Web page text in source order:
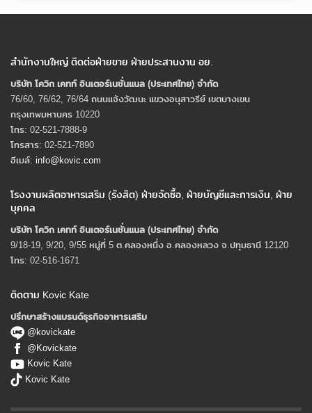
สำนักงานใหญ่ ติดต่อฝ่ายขาย ฝ่ายประสานงาน อย.
บริษัท โควิก เคทท์ อินเตอร์เนชั่นแนล (ประเทศไทย) จํากัด
76/60, 76/62, 76/64 ถนนแจ้งวัฒนะ แขวงอนุสาวรีย์ เขตบางเขน
กรุงเทพมหานคร 10220
โทร: 02-521-7888-9
โทรสาร: 02-521-7890
อีเมล์: info@kovic.com
โรงงานผลิตอาหารเสริม (รังสิต) ฝ่ายจัดซื้อ, ฝ่ายบัญชีและการเงิน, ฝ่าย
บุคคล
บริษัท โควิก เคทท์ อินเตอร์เนชั่นแนล (ประเทศไทย) จํากัด
9/18-19, 9/20, 9/55 หมู่ที่ 5 ต.คลองหนึ่ง อ.คลองหลวง จ.ปทุมธานี 12120
โทร: 02-516-1671
ติดตาม Kovic Kate
ปรึกษาสร้างแบรนด์ธุรกิจอาหารเสริม
@kovickate
@Kovickate
Kovic Kate
Kovic Kate